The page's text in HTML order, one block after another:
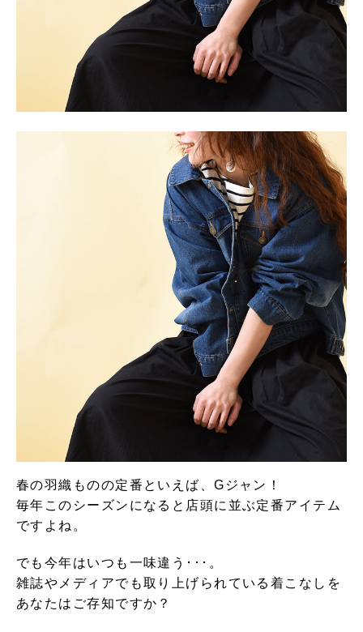
春の羽織ものの定番といえば、Gジャン！
毎年このシーズンになると店頭に並ぶ定番アイテム
ですよね。
でも今年はいつも一味違う･･･。
雑誌やメディアでも取り上げられている着こなしを
あなたはご存知ですか？